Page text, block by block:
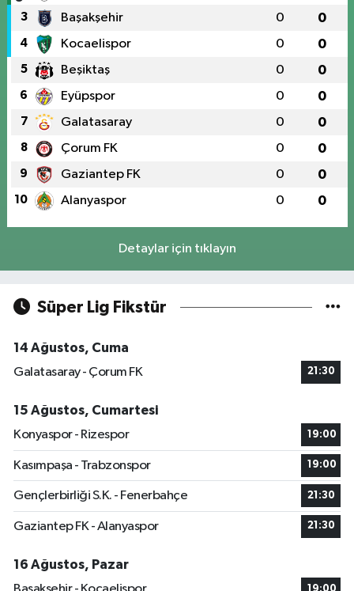
3 Başakşehir 0 0
4 Kocaelispor 0 0
5 Beşiktaş 0 0
6 Eyüpspor 0 0
7 Galatasaray 0 0
8 Çorum FK 0 0
9 Gaziantep FK 0 0
10 Alanyaspor 0 0
Detaylar için tıklayın
Süper Lig Fikstür
14 Ağustos, Cuma
Galatasaray - Çorum FK
21:30
15 Ağustos, Cumartesi
Konyaspor - Rizespor
19:00
Kasımpaşa - Trabzonspor 19:00
Gençlerbirliği S.K. - Fenerbahçe 21:30
Gaziantep FK - Alanyaspor 21:30
16 Ağustos, Pazar